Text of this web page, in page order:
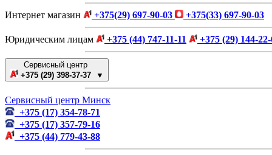
Интернет магазин +375(29) 697-90-03 +375(33) 697-90-03
Юридическим лицам +375 (44) 747-11-11 +375 (29) 144-
Сервисный центр
+375 (29) 398-37-37 ▼
Сервисный центр Минск
+375 (17) 354-78-71
+375 (17) 357-79-16
+375 (44) 779-43-88